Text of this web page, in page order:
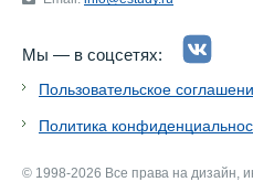
Мы — в соцсетях:
Пользовательское
Политика
© 1998-2026 Все права на дизайн,